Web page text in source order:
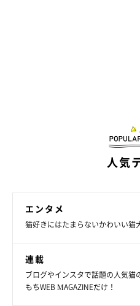
@luv_ririmoon
飼い主さんは、ルナちゃんとラ
愛い可愛い子ども」
んに、2匹への現在の思いを最
人気
エンタメ
猫好きにはたまらないかわいい猫
連載
ブログやインスタで話題の人気
もちWEB MAGAZINEだけ！